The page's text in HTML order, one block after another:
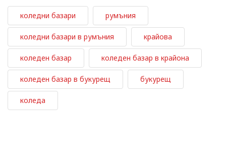
коледни базари румъния
коледни базари в румъния крайова
коледен базар коледен базар в крайона
коледен базар в букурещ букурещ
коледа